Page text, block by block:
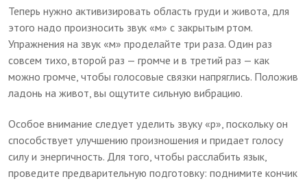
Теперь нужно активизировать область груди и живота, для
этого надо произносить звук «м» с закрытым ртом.
Упражнения на звук «м» проделайте три раза. Один раз
совсем тихо, второй раз — громче и в третий раз — как
можно громче, чтобы голосовые связки напряглись. Положив
ладонь на живот, вы ощутите сильную вибрацию.
Особое внимание следует уделить звуку «р», поскольку он
способствует улучшению произношения и придает голосу
силу и энергичность. Для того, чтобы расслабить язык,
проведите предварительную подготовку: поднимите кончик